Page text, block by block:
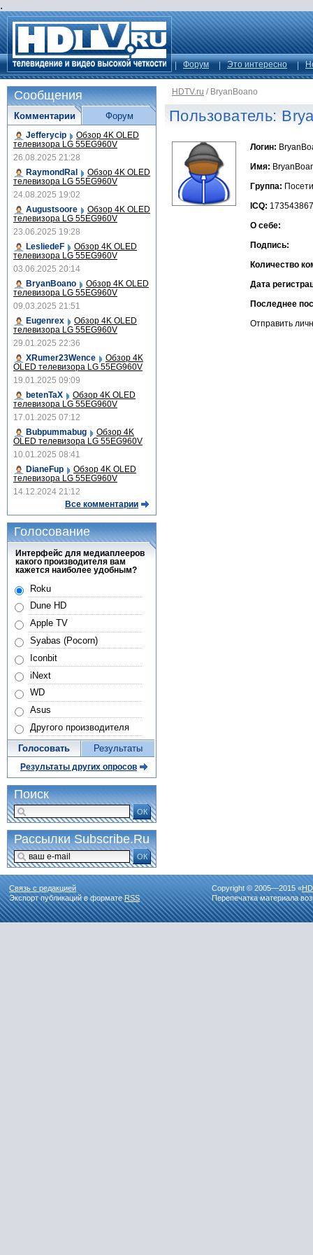
.
Форум Это интересно
HDTV.ru / BryanBoano
Пользователь:
Логин:
Имя:
Группа:
ICQ: 173543867
О себе:
Подпись:
Количество
Дата
Последнее
Отправить
Сообщения
Комментарии
Jefferycip Обзор 4K OLED
телевизора LG 55EG960V
26.08.2025 21:28
RaymondRal
Обзор 4K OLED
телевизора LG 55EG960V
24.08.2025 19:02
Augustsoore
Обзор 4K OLED
телевизора LG 55EG960V
23.06.2025 19:28
LesliedeF
Обзор 4K OLED
телевизора LG 55EG960V
03.06.2025 20:14
BryanBoano
Обзор 4K OLED
телевизора LG 55EG960V
09.03.2025 21:51
Eugenrex
Обзор 4K OLED
телевизора LG 55EG960V
29.01.2025 22:36
XRumer23Wence
Обзор 4K
OLED телевизора LG 55EG960V
19.01.2025 09:09
betenTaX
Обзор 4K OLED
телевизора LG 55EG960V
17.01.2025 07:12
Bubpummabug
Обзор 4K
OLED телевизора LG 55EG960V
10.01.2025 08:41
DianeFup
Обзор 4K OLED
телевизора LG 55EG960V
14.12.2024 21:12
Все комментарии
Форум
Голосование
Интерфейс для медиаплееров
какого производителя вам
кажется наиболее удобным?
Roku
Dune HD
Apple TV
Syabas (Pocorn)
Iconbit
iNext
WD
Asus
Другого производителя
Голосовать Результаты
Результаты других опросов
Поиск
ОК
Рассылки Subscribe.Ru
ОК
Связь с редакцией
Экспорт публикаций в форматеRSS
Copyright © 2005—2015 «
Перепечатка материала